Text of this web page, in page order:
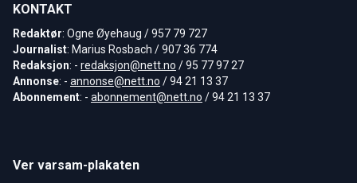
KONTAKT
Redaktør: Ogne Øyehaug / 957 79 727
Journalist: Marius Rosbach / 907 36 774
Redaksjon: - redaksjon@nett.no / 95 77 97 27
Annonse: - annonse@nett.no / 94 21 13 37
Abonnement: - abonnement@nett.no / 94 21 13 37
Ver varsam-plakaten